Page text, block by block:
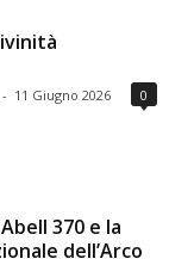
- 11 Giugno 2026 0
370 e la
dell’Arco